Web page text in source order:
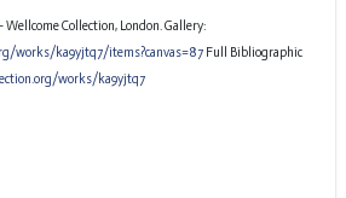
-Wellcome Collection, London. Gallery:
works/ka9yjtq7/items?canvas=87Full Bibliographic
works/ka9yjtq7